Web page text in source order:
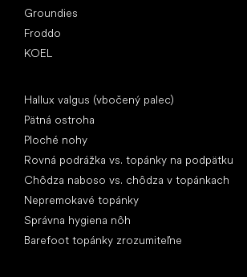
Groundies
Froddo
KOEL
Hallux valgus (vbočený palec)
Pätná ostroha
Ploché nohy
Rovná podrážka vs. topánky na podpätku
Chôdza naboso vs. chôdza v topánkach
Nepremokavé topánky
Správna hygiena nôh
Barefoot topánky zrozumiteľne